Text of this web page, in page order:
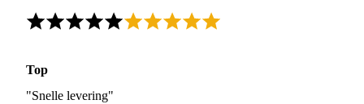
Top
"Snelle levering"